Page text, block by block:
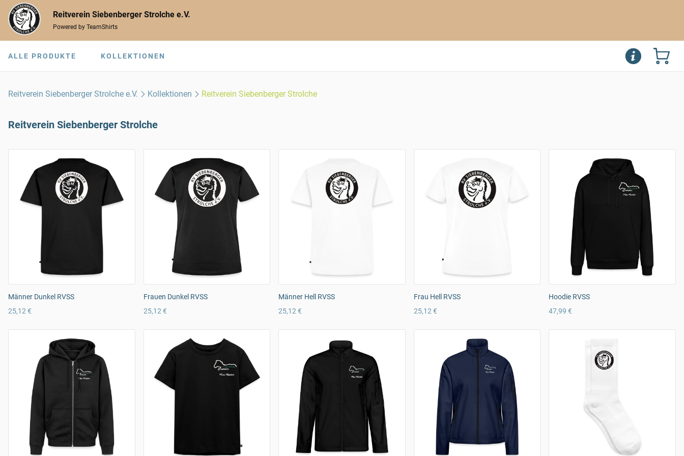
Reitverein Siebenberger Strolche e.V.
Powered by TeamShirts
ALLE PRODUKTE KOLLEKTIONEN
Reitverein Siebenberger Strolche e.V. Kollektionen Reitverein Siebenberger Strolche
Reitverein Siebenberger Strolche
Männer Dunkel RVSS
25,12 €
Frauen Dunkel RVSS
25,12 €
Männer Hell RVSS
25,12 €
Frau Hell RVSS
25,12 €
Hoodie RVSS
47,99 €